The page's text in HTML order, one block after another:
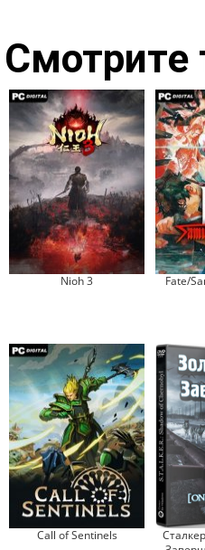
Смотрите
Nioh 3 Fate/
Call of Sentinels